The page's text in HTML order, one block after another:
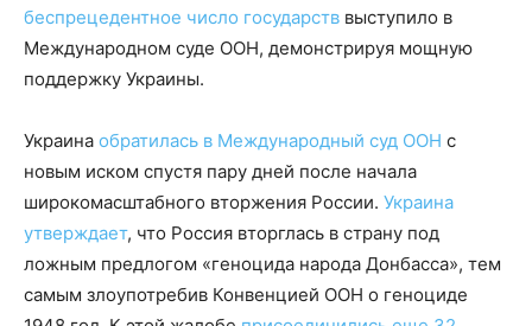
беспрецедентное число государств выступило в
Международном суде ООН, демонстрируя мощную
поддержку Украины.
Украина обратилась в Международный суд ООН с
новым иском спустя пару дней после начала
широкомасштабного вторжения России. Украина
утверждает, что Россия вторглась в страну под
ложным предлогом «геноцида народа Донбасса», тем
самым злоупотребив Конвенцией ООН о геноциде